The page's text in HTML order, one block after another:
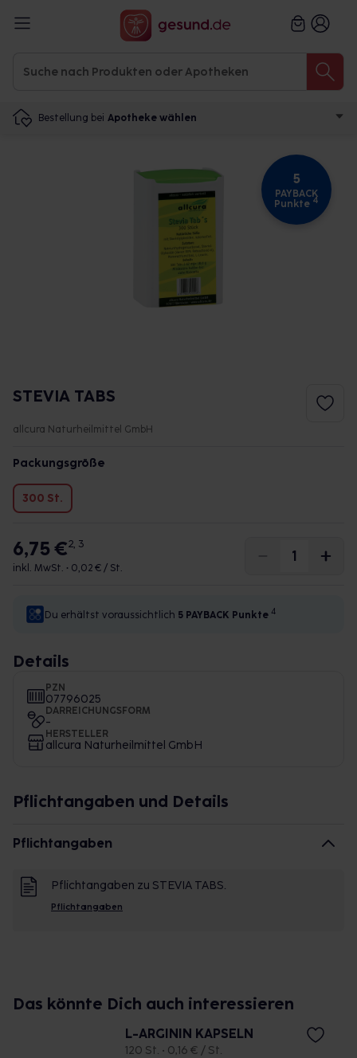
Bestellung bei Apotheke wählen
5
PAYBACK
Punkte 4
STEVIA TABS
allcura Naturheilmittel GmbH
Packungsgröße
300 St.
6,75 €2, 3
inkl. MwSt. • 0,02 € / St.
Du erhältst voraussichtlich 5 PAYBACK Punkte 4
Details
PZN
07796025
DARREICHUNGSFORM
-
HERSTELLER
allcura Naturheilmittel GmbH
Pflichtangaben und Details
Pflichtangaben
Pflichtangaben zu STEVIA TABS.
Pflichtangaben
Das könnte Dich auch interessieren
L-ARGININ KAPSELN
120 St. • 0,16 € / St.